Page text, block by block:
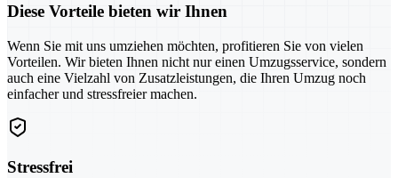
Diese Vorteile bieten wir Ihnen
Wenn Sie mit uns umziehen möchten, profitieren Sie von vielen
Vorteilen. Wir bieten Ihnen nicht nur einen Umzugsservice, sondern
auch eine Vielzahl von Zusatzleistungen, die Ihren Umzug noch
einfacher und stressfreier machen.
Stressfrei